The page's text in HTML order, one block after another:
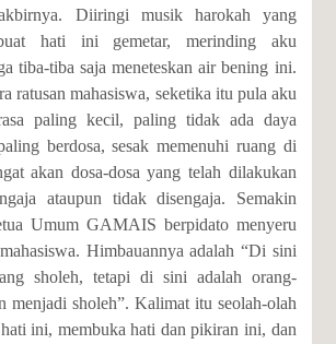
Diiringi musik harokah yang
hati ini gemetar, merinding aku
tiba-tiba saja meneteskan air bening ini.
ratusan mahasiswa, seketika itu pula aku
paling kecil, paling tidak ada daya
berdosa, sesak memenuhi ruang di
akan dosa-dosa yang telah dilakukan
ataupun tidak disengaja. Semakin
Umum GAMAIS berpidato menyeru
Himbauannya adalah “Di sini
sholeh, tetapi di sini adalah orang-
menjadi sholeh”. Kalimat itu seolah-olah
ini, membuka hati dan pikiran ini, dan